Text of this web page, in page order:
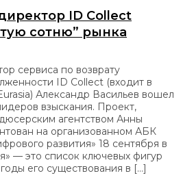
ID Collect
сотню” рынка
сервиса по возврату
ID Collect (входит в
Александр Васильев вошел
взыскания. Проект,
агентством Анны
на организованном АБК
развития» 18 сентября в
— это список ключевых фигур
его существования в […]